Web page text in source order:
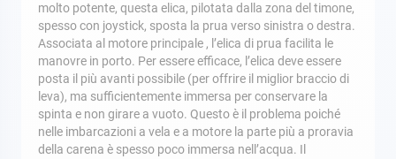
molto potente, questa elica, pilotata dalla zona del timone,
spesso con joystick, sposta la prua verso sinistra o destra.
Associata al motore principale , l’elica di prua facilita le
manovre in porto. Per essere efficace, l’elica deve essere
posta il più avanti possibile (per offrire il miglior braccio di
leva), ma sufficientemente immersa per conservare la
spinta e non girare a vuoto. Questo è il problema poiché
nelle imbarcazioni a vela e a motore la parte più a proravia
della carena è spesso poco immersa nell’acqua. Il